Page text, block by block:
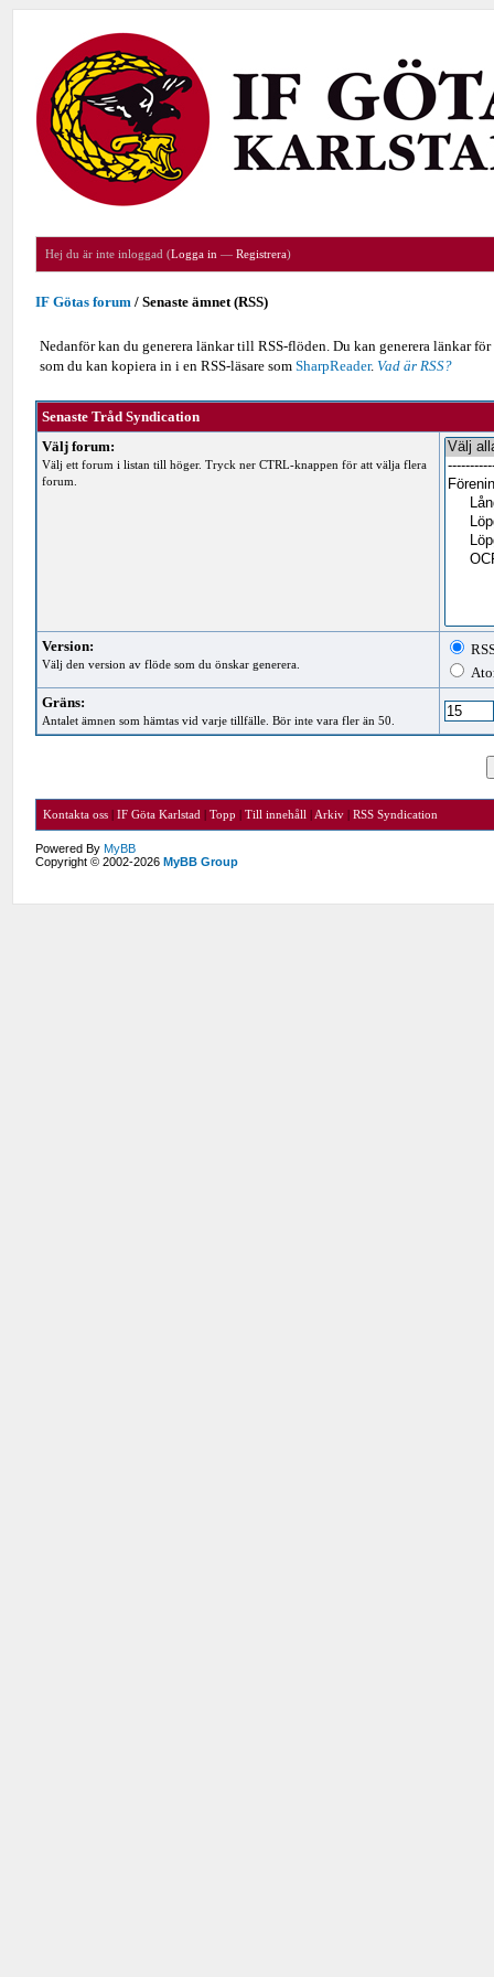
Hej du är inte inloggad (Logga in —Registrera)
IF Götas forum /Senaste ämnet (RSS)
Nedanför kan du generera länkar till RSS-flöden. Du kan generera länkar
som du kan kopiera in i en RSS-läsare somSharpReader.Vad är RSS?
Senaste Tråd Syndication
Välj forum:
Välj ett forum i listan till höger. Tryck ner CTRL-knappen för att välja flera
forum.
Version:
Välj den version av flöde som du önskar generera.
Gräns:
Antalet ämnen som hämtas vid varje tillfälle. Bör inte vara fler än 50.
Kontakta oss |IF Göta Karlstad |Topp |Till innehåll | Arkiv |RSS Syndication
Powered ByMyBB
Copyright © 2002-2026MyBB Group